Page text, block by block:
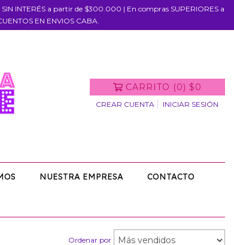
INTERÉS a partir de $300.000 | En compras SUPERIORES a
EN ENVIOS CABA.
CARRITO (0) $0
CREAR CUENTA INICIAR SESIÓN
NUESTRA EMPRESA CONTACTO
Ordenar por